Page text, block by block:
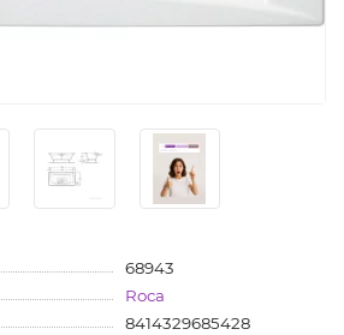
68943
Roca
8414329685428